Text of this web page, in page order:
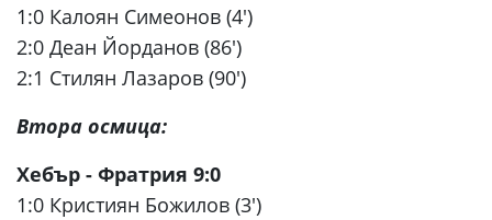
1:0 Калоян Симеонов (4')
2:0 Деан Йорданов (86')
2:1 Стилян Лазаров (90')
Втора осмица:
Хебър - Фратрия 9:0
1:0 Кристиян Божилов (3')